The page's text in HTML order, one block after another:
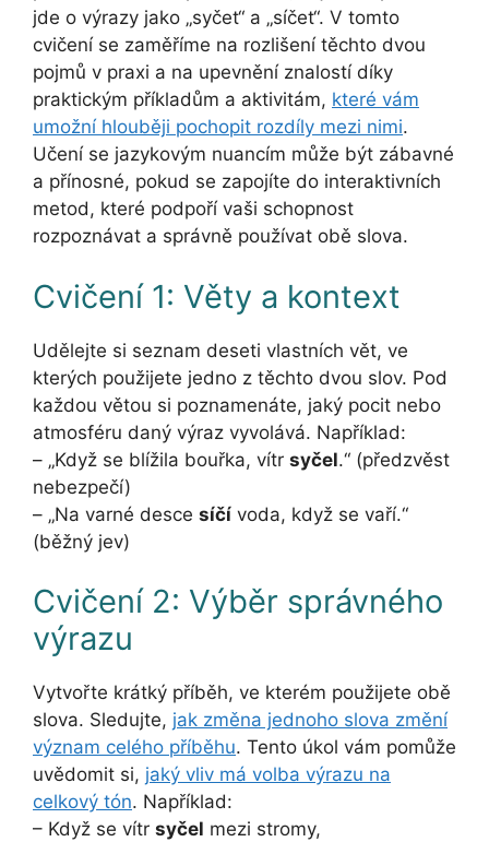
jde o výrazy jako „syčet“ a „síčet“. V tomto
cvičení se zaměříme na rozlišení těchto dvou
pojmů v praxi a na upevnění znalostí díky
praktickým příkladům a aktivitám, které vám
umožní hlouběji pochopit rozdíly mezi nimi.
Učení se jazykovým nuancím může být zábavné
a přínosné, pokud se zapojíte do interaktivních
metod, které podpoří vaši schopnost
rozpoznávat a správně používat obě slova.
Cvičení 1: Věty a kontext
Udělejte si seznam deseti vlastních vět, ve
kterých použijete jedno z těchto dvou slov. Pod
každou větou si poznamenáte, jaký pocit nebo
atmosféru daný výraz vyvolává. Například:
– „Když se blížila bouřka, vítr syčel.“ (předzvěst
nebezpečí)
– „Na varné desce síčí voda, když se vaří.“
(běžný jev)
Cvičení 2: Výběr správného
výrazu
Vytvořte krátký příběh, ve kterém použijete obě
slova. Sledujte, jak změna jednoho slova změní
význam celého příběhu. Tento úkol vám pomůže
uvědomit si, jaký vliv má volba výrazu na
celkový tón. Například:
– Když se vítr syčel mezi stromy,